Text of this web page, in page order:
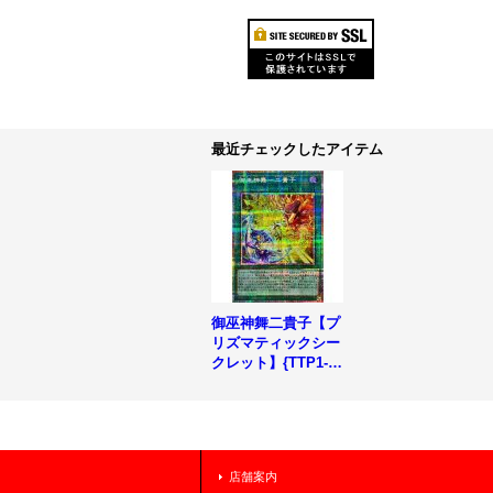
最近チェックしたアイテム
御巫神舞二貴子【プ
リズマティックシー
クレット】{TTP1-J
店舗案内